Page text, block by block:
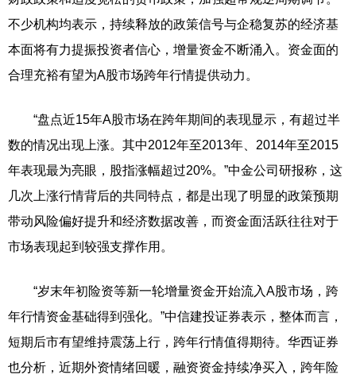
不少机构均表示，持续释放的政策信号与企稳复苏的经济基
本面将有力提振投资者信心，增量资金不断涌入。资金面的
合理充裕有望为A股市场跨年行情提供动力。
“盘点近15年A股市场在跨年期间的表现显示，有超过半
数的情况出现上涨。其中2012年至2013年、2014年至2015
年表现最为亮眼，股指涨幅超过20%。”中金公司研报称，这
几次上涨行情背后的共同特点，都是出现了明显的政策预期
带动风险偏好提升和经济数据改善，而资金面活跃往往对于
市场表现起到较强支撑作用。
“岁末年初险资等新一轮增量资金开始流入A股市场，跨
年行情资金基础得到强化。”中信建投证券表示，整体而言，
短期后市有望维持震荡上行，跨年行情值得期待。华西证券
也分析，近期外资情绪回暖，融资资金持续净买入，跨年险